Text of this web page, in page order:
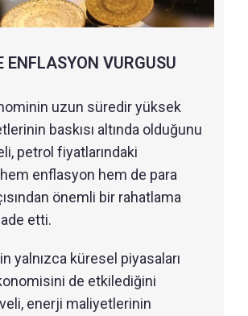
ENFLASYON VURGUSU
uzun süredir yüksek
baskısı altında olduğunu
petrol fiyatlarındaki
enflasyon hem de para
önemli bir rahatlama
etti.
yalnızca küresel piyasaları
de etkilediğini
enerji maliyetlerinin